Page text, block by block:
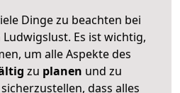
Dinge zu beachten bei
Es ist wichtig,
um alle Aspekte des
zu planen und zu
dass alles